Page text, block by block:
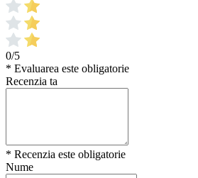
0/5
* Evaluarea este obligatorie
Recenzia ta
* Recenzia este obligatorie
Nume